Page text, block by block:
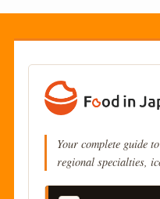
Your complete guide
regional specialties,